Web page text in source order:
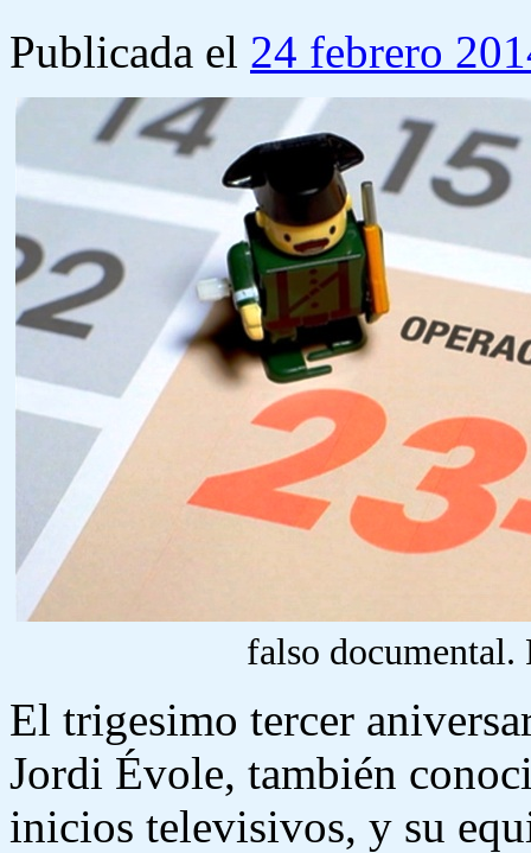
Publicada el 24 febrero
falso documental.
El trigesimo tercer
Jordi Évole, también
inicios televisivos, y su